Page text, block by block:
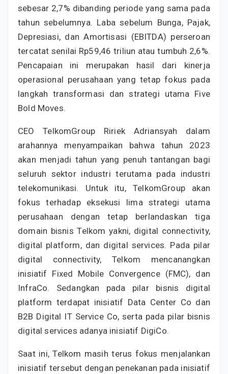
sebesar 2,7% dibanding periode yang sama pada
tahun sebelumnya. Laba sebelum Bunga, Pajak,
Depresiasi, dan Amortisasi (EBITDA) perseroan
tercatat senilai Rp59,46 triliun atau tumbuh 2,6%.
Pencapaian ini merupakan hasil dari kinerja
operasional perusahaan yang tetap fokus pada
langkah transformasi dan strategi utama Five
Bold Moves.
CEO TelkomGroup Ririek Adriansyah dalam
arahannya menyampaikan bahwa tahun 2023
akan menjadi tahun yang penuh tantangan bagi
seluruh sektor industri terutama pada industri
telekomunikasi. Untuk itu, TelkomGroup akan
fokus terhadap eksekusi lima strategi utama
perusahaan dengan tetap berlandaskan tiga
domain bisnis Telkom yakni, digital connectivity,
digital platform, dan digital services. Pada pilar
digital connectivity, Telkom mencanangkan
inisiatif Fixed Mobile Convergence (FMC), dan
InfraCo. Sedangkan pada pilar bisnis digital
platform terdapat inisiatif Data Center Co dan
B2B Digital IT Service Co, serta pada pilar bisnis
digital services adanya inisiatif DigiCo.
Saat ini, Telkom masih terus fokus menjalankan
inisiatif tersebut dengan penekanan pada inisiatif